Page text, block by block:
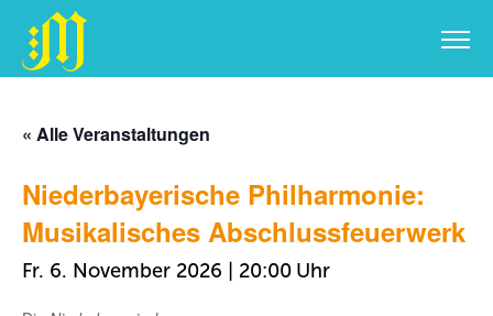
springen
« Alle Veranstaltungen
Niederbayerische Philharmonie:
Musikalisches Abschlussfeuerwerk
Fr. 6. November 2026 | 20:00